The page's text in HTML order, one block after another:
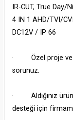
IR-CUT, True Day/
4 IN 1 AHD/TVI/
DC12V / IP 66
· Özel proje ve
sorunuz.
· Aldığınız
desteği için